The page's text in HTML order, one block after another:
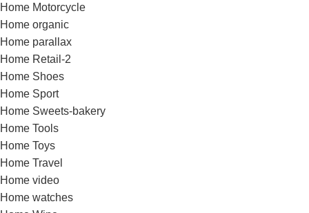
Home Motorcycle
Home organic
Home parallax
Home Retail-2
Home Shoes
Home Sport
Home Sweets-bakery
Home Tools
Home Toys
Home Travel
Home video
Home watches